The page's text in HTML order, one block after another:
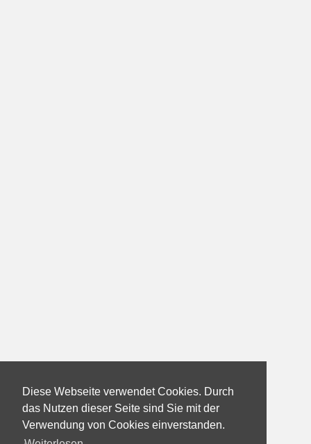
Diese Webseite verwendet Cookies. Durch
das Nutzen dieser Seite sind Sie mit der
Verwendung von Cookies einverstanden.